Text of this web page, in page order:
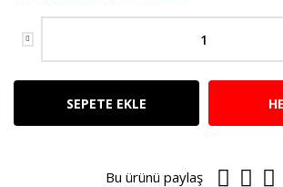
SEPETE EKLE
Bu ürünü paylaş